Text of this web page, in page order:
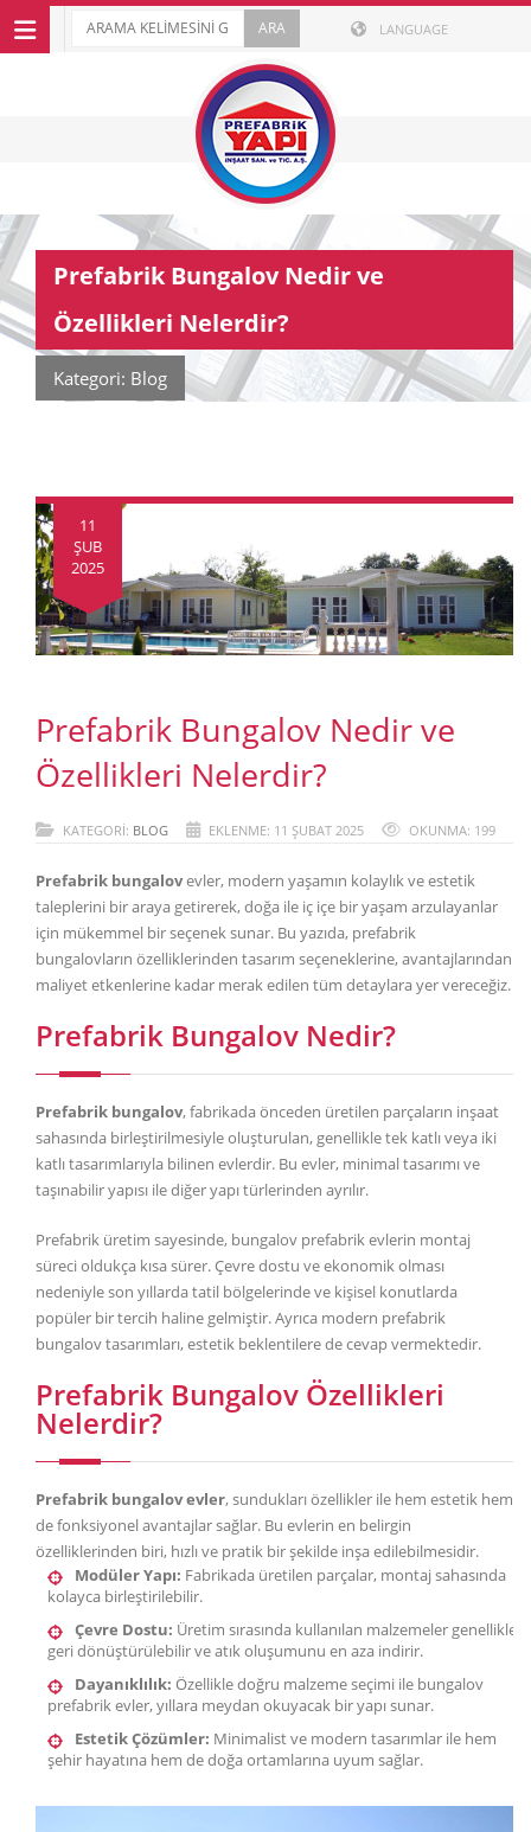
LANGUAGE
Prefabrik Bungalov Nedir ve
Özellikleri Nelerdir?
Kategori: Blog
11
ŞUB
2025
Prefabrik Bungalov Nedir ve
Özellikleri Nelerdir?
KATEGORI: BLOG EKLENME: 11 ŞUBAT 2025 OKUNMA: 199
Prefabrik bungalovevler, modern yaşamın kolaylık ve estetik
taleplerini bir araya getirerek, doğa ile iç içe bir yaşam arzulayanlar
için mükemmel bir seçenek sunar. Bu yazıda, prefabrik
bungalovların özelliklerinden tasarım seçeneklerine, avantajlarından
maliyet etkenlerine kadar merak edilen tüm detaylara yer vereceğiz.
Prefabrik Bungalov Nedir?
Prefabrik bungalov, fabrikada önceden üretilen parçaların inşaat
sahasında birleştirilmesiyle oluşturulan, genellikle tek katlı veya iki
katlı tasarımlarıyla bilinen evlerdir. Bu evler, minimal tasarımı ve
taşınabilir yapısı ile diğer yapı türlerinden ayrılır.
Prefabrik üretim sayesinde, bungalov prefabrik evlerin montaj
süreci oldukça kısa sürer. Çevre dostu ve ekonomik olması
nedeniyle son yıllarda tatil bölgelerinde ve kişisel konutlarda
popüler bir tercih haline gelmiştir. Ayrıca modern prefabrik
bungalov tasarımları, estetik beklentilere de cevap vermektedir.
Prefabrik Bungalov Özellikleri
Nelerdir?
Prefabrik bungalov evler, sundukları özellikler ile hem estetik hem
de fonksiyonel avantajlar sağlar. Bu evlerin en belirgin
özelliklerinden biri, hızlı ve pratik bir şekilde inşa edilebilmesidir.
Modüler Yapı: Fabrikada üretilen parçalar, montaj sahasında
kolayca birleştirilebilir.
Çevre Dostu: Üretim sırasında kullanılan malzemeler genellikle
geri dönüştürülebilir ve atık oluşumunu en aza indirir.
Dayanıklılık: Özellikle doğru malzeme seçimi ile bungalov
prefabrik evler, yıllara meydan okuyacak bir yapı sunar.
Estetik Çözümler: Minimalist ve modern tasarımlar ile hem
şehir hayatına hem de doğa ortamlarına uyum sağlar.